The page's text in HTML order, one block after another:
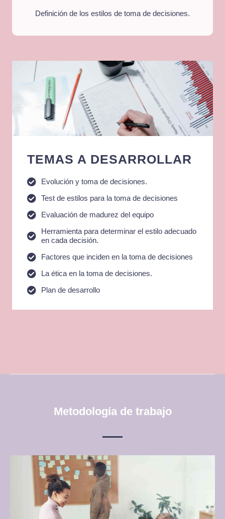
Definición de los estilos de toma de decisiones.
TEMAS A DESARROLLAR​
Evolución y toma de decisiones.
Test de estilos para la toma de decisiones
Evaluación de madurez del equipo
Herramienta para determinar el estilo adecuado
en cada decisión.
Factores que inciden en la toma de decisiones
La ética en la toma de decisiones.
Plan de desarrollo
Metodología de trabajo